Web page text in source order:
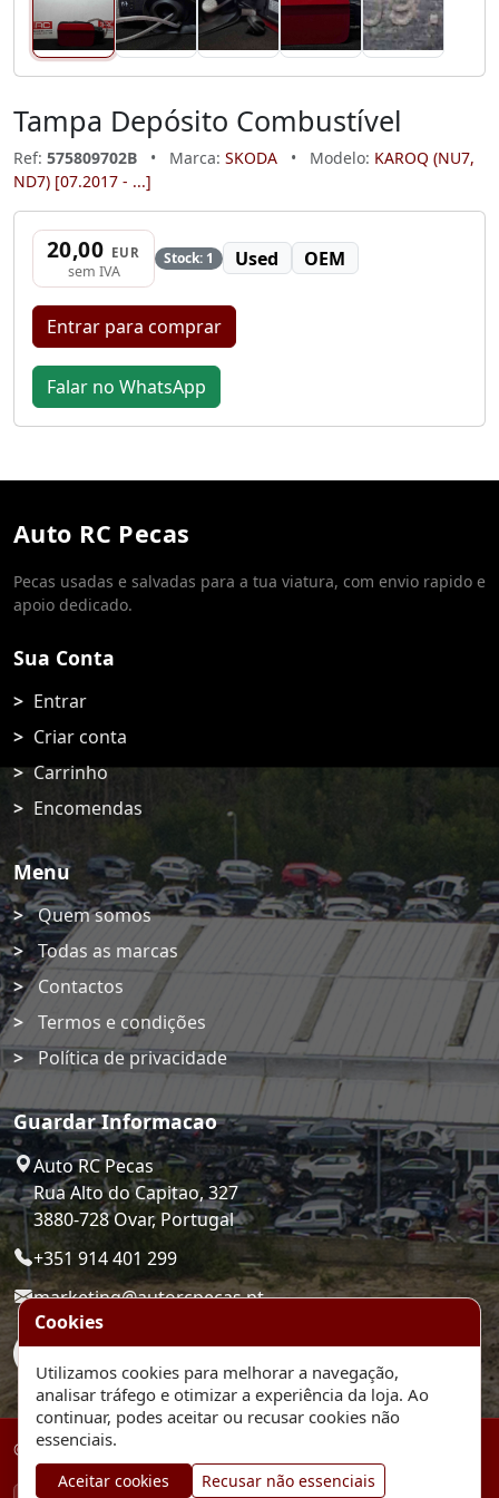
Tampa Depósito Combustível
Ref: 575809702B • Marca: SKODA • Modelo: KAROQ (NU7,
ND7) [07.2017 - ...]
20,00 EUR
sem IVA
Stock: 1 Used OEM
Entrar para comprar
Falar no WhatsApp
Auto RC Pecas
Pecas usadas e salvadas para a tua viatura, com envio rapido e
apoio dedicado.
Sua Conta
Entrar
Criar conta
Carrinho
Encomendas
Menu
Quem somos
Todas as marcas
Contactos
Termos e condições
Política de privacidade
Guardar Informacao
Auto RC Pecas
Rua Alto do Capitao, 327
3880-728 Ovar, Portugal
+351 914 401 299
marketing@autorcpecas.pt
© 2026 Auto RC Pecas. Plataforma de comercio eletronico.
Cookies
Utilizamos cookies para melhorar a navegação,
analisar tráfego e otimizar a experiência da loja. Ao
continuar, podes aceitar ou recusar cookies não
essenciais.
Aceitar cookies Recusar não essenciais